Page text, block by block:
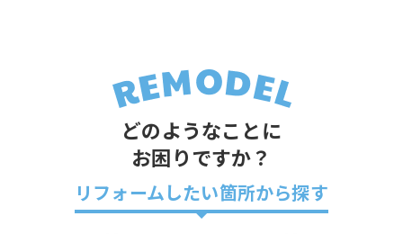
どのようなことに
お困りですか？
リフォームしたい箇所から探す